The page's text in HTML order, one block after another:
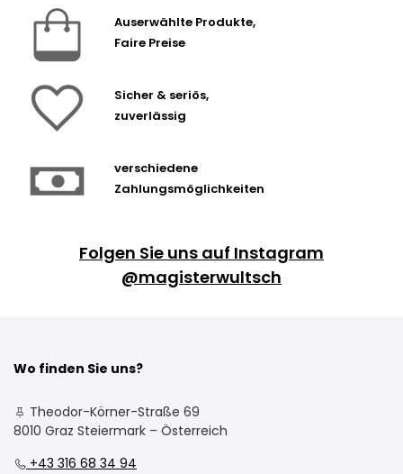
Auserwählte Produkte,
Faire Preise
Sicher & seriös,
zuverlässig
verschiedene
Zahlungsmöglichkeiten
Folgen Sie uns auf Instagram
@magisterwultsch
Wo finden Sie uns?
Theodor-Körner-Straße 69
8010 Graz Steiermark – Österreich
+43 316 68 34 94